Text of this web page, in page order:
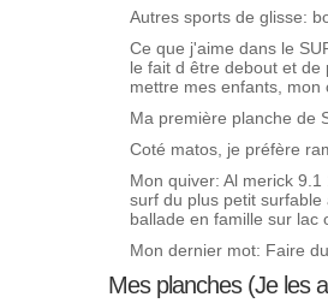
Autres sports de glisse:
Ce que j'aime dans le
le fait d être debout et de
mettre mes enfants, mon
Ma première planche de
Coté matos, je préfère
Mon quiver: Al merick 9.1
surf du plus petit surfable
ballade en famille sur lac
Mon dernier mot: Faire
Mes planches (Je les